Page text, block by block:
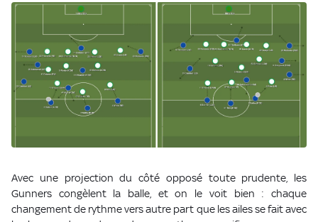
Avec une projection du côté opposé toute prudente, les
Gunners congèlent la balle, et on le voit bien : chaque
changement de rythme vers autre part que les ailes se fait avec